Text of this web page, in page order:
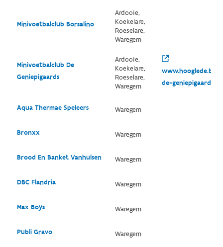
Minivoetbalclub Borsalino
Ardooie,
Koekelare,
Roeselare,
Waregem
Minivoetbalclub De
Geniepigaards
Ardooie,
Koekelare,
Roeselare,
Waregem
de-geniepigaards
Aqua Thermae Speleers Waregem
Bronxx Waregem
Brood En Banket Vanhulsen Waregem
DBC Flandria Waregem
Max Boys Waregem
Publi Gravo Waregem